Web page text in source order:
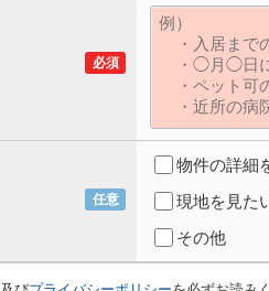
必須
任意
物件の詳細
現地を見た
その他